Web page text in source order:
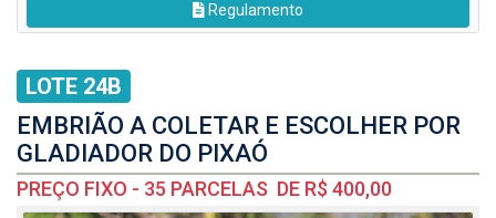
Regulamento
LOTE 24B
EMBRIÃO A COLETAR E ESCOLHER POR
GLADIADOR DO PIXAÓ
PREÇO FIXO - 35 PARCELAS DE R$ 400,00